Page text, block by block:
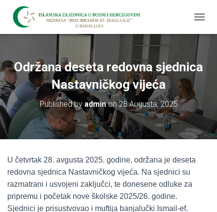
O
E
G
T
Održana deseta redovna sjednica
Nastavničkog vijeća
Published by adminon28 Augusta, 2025
U četvrtak 28. avgusta 2025. godine, održana je deseta
redovna sjednica Nastavničkog vijeća. Na sjednici su
razmatrani i usvojeni zaključci, te donesene odluke za
pripremu i početak nove školske 2025/26. godine.
Sjednici je prisustvovao i muftija banjalučki Ismail-ef.